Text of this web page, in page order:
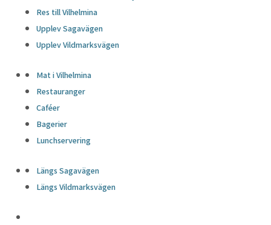
Res till Vilhelmina
Upplev Sagavägen
Upplev Vildmarksvägen
Mat i Vilhelmina
Restauranger
Caféer
Bagerier
Lunchservering
Längs Sagavägen
Längs Vildmarksvägen